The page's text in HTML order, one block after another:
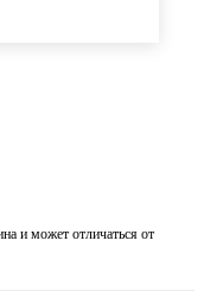
и может отличаться от